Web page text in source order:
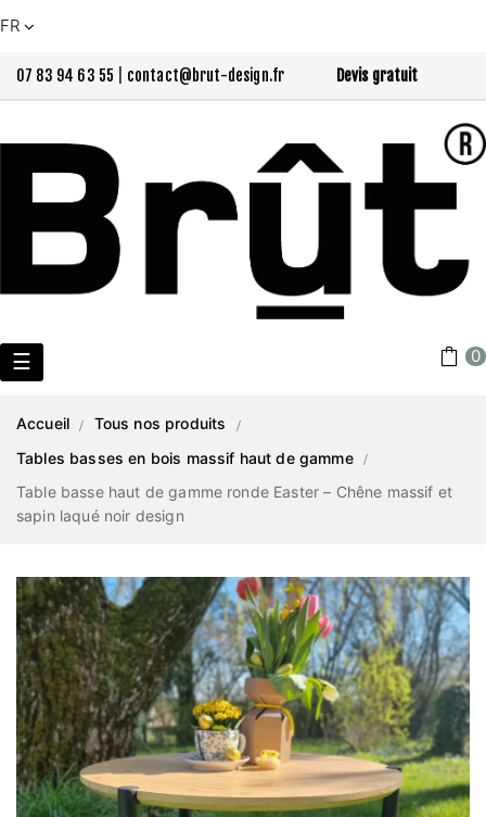
FR
07 83 94 63 55 contact@brut-design.fr Devis gratuit
Basculer
navigation
☰ 0
Accueil
Tous nos produits
Tables basses en bois massif haut de gamme
Table basse haut de gamme ronde Easter – Chêne massif et
sapin laqué noir design